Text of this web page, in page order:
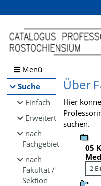
Browsen
direkt zum Inhalt
Menü
Suche
Einfach
Erweitert
nach
Fachgebiet
nach
Fakultät /
Sektion
Über
Hier
suchen.
05
2